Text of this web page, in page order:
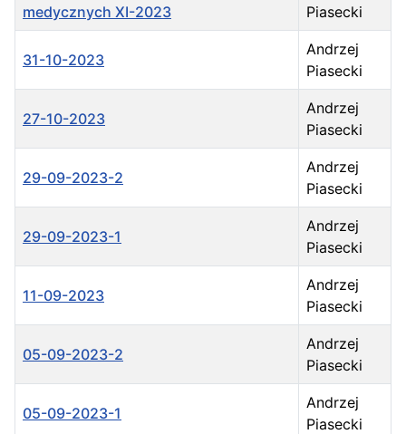
medycznych XI-2023
Piasecki
31-10-2023
Andrzej
Piasecki
27-10-2023
Andrzej
Piasecki
29-09-2023-2
Andrzej
Piasecki
29-09-2023-1
Andrzej
Piasecki
11-09-2023
Andrzej
Piasecki
05-09-2023-2
Andrzej
Piasecki
05-09-2023-1
Andrzej
Piasecki